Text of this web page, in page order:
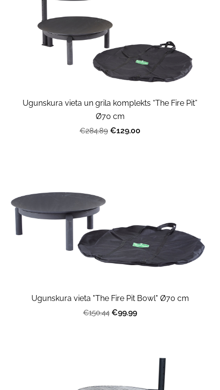
Ugunskura vieta un grila komplekts “The Fire Pit”
Ø70 cm
€284.89 €129.00
Ugunskura vieta "The Fire Pit Bowl" Ø70 cm
€150.44 €99.99